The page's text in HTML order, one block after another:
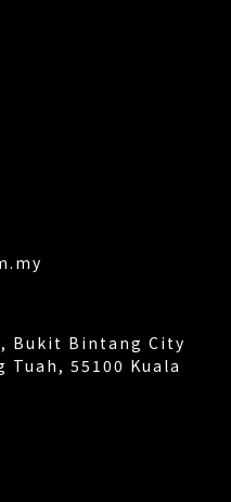
Bukit Bintang City
Tuah, 55100 Kuala